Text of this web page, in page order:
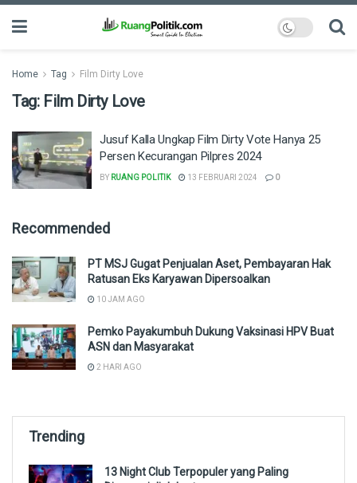
Home Tag Film Dirty Love
Tag: Film Dirty Love
Jusuf Kalla Ungkap Film Dirty Vote Hanya 25
Persen Kecurangan Pilpres 2024
BY RUANG POLITIK 13 FEBRUARI 2024 0
Recommended
PT MSJ Gugat Penjualan Aset, Pembayaran Hak
Ratusan Eks Karyawan Dipersoalkan
10 JAM AGO
Pemko Payakumbuh Dukung Vaksinasi HPV Buat
ASN dan Masyarakat
2 HARI AGO
Trending
13 Night Club Terpopuler yang Paling